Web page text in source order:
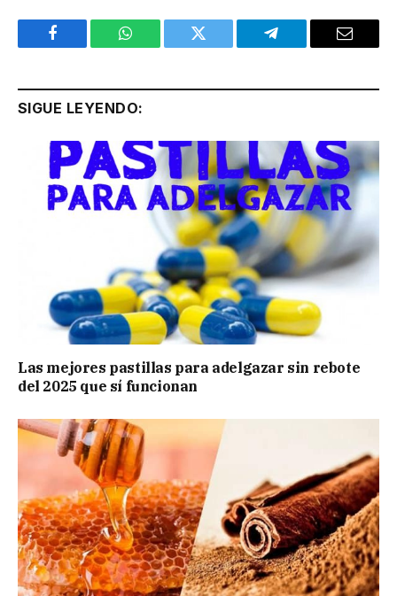
Facebook WhatsApp Twitter Telegram Email
SIGUE LEYENDO:
Las mejores pastillas para adelgazar sin rebote
del 2025 que sí funcionan